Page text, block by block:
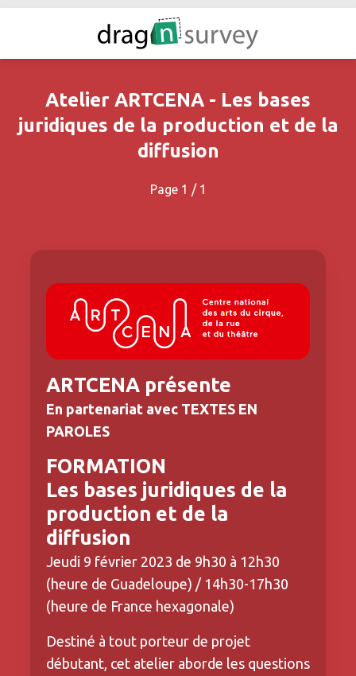
Atelier ARTCENA - Les bases
juridiques de la production et de la
diffusion
Page 1 / 1
ARTCENA présente
En partenariat avec TEXTES EN
PAROLES
FORMATION
Les bases juridiques de la
production et de la
diffusion
Jeudi 9 février 2023 de 9h30 à 12h30
(heure de Guadeloupe) / 14h30-17h30
(heure de France hexagonale)
Destiné à tout porteur de projet
débutant, cet atelier aborde les questions